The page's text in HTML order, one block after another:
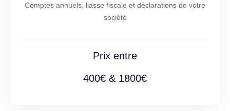
Comptes annuels, liasse fiscale et déclarations de votre
société
Prix entre
400€ & 1800€